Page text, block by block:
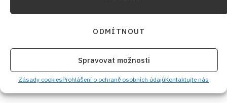
ODMÍTNOUT
Spravovat možnosti
Zásady cookiesProhlášení o ochraně osobních údajůKontaktujte nás